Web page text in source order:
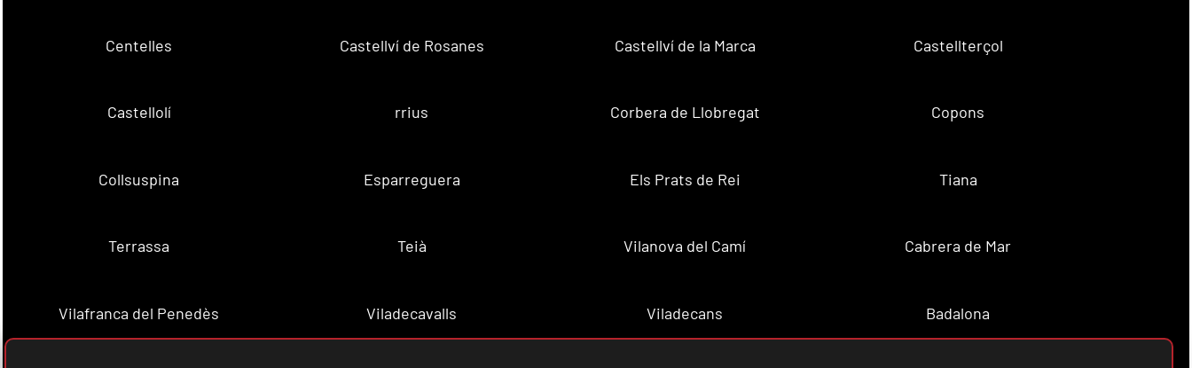
Centelles Castellví de Rosanes Castellví de la Marca Castellterçol
Castellolí rrius Corbera de Llobregat Copons
Collsuspina Esparreguera Els Prats de Rei Tiana
Terrassa Teià Vilanova del Camí Cabrera de Mar
Vilafranca del Penedès Viladecavalls Viladecans Badalona